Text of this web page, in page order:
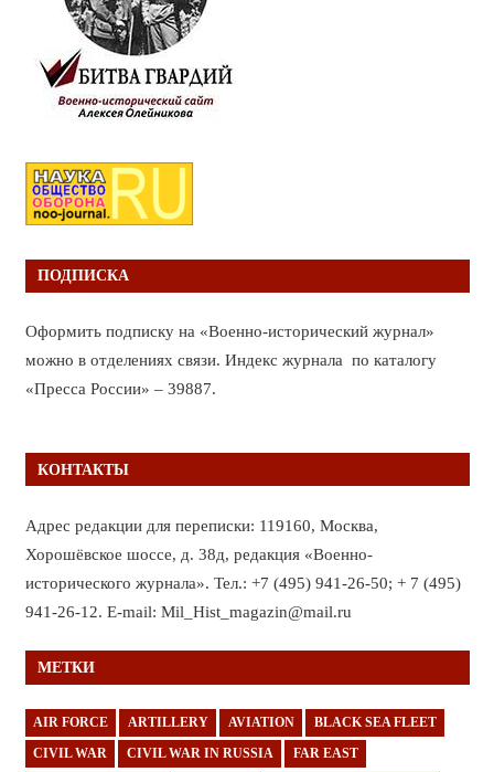
ПОДПИСКА
Оформить подписку на «Военно-исторический журнал»
можно в отделениях связи. Индекс журнала по каталогу
«Пресса России» – 39887.
КОНТАКТЫ
Адрес редакции для переписки: 119160, Москва,
Хорошёвское шоссе, д. 38д, редакция «Военно-
исторического журнала». Тел.: +7 (495) 941-26-50; + 7 (495)
941-26-12. E-mail: Mil_Hist_magazin@mail.ru
МЕТКИ
AIR FORCE ARTILLERY AVIATION BLACK SEA FLEET
CIVIL WAR CIVIL WAR IN RUSSIA FAR EAST